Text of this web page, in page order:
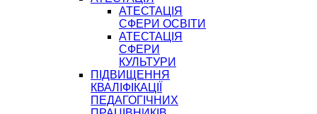
АТЕСТАЦІЯ
СФЕРИ ОСВІТИ
АТЕСТАЦІЯ
СФЕРИ
КУЛЬТУРИ
ПІДВИЩЕННЯ
КВАЛІФІКАЦІЇ
ПЕДАГОГІЧНИХ